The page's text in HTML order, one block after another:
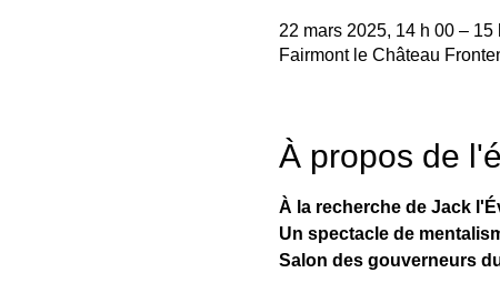
22 mars 2025, 14 h 00 – 15
Fairmont le Château
À propos de
À la recherche de Jack
Un spectacle de
Salon des gouverneurs